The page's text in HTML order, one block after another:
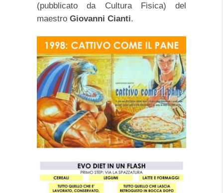
(pubblicato da Cultura Fisica) del
maestro Giovanni Cianti.